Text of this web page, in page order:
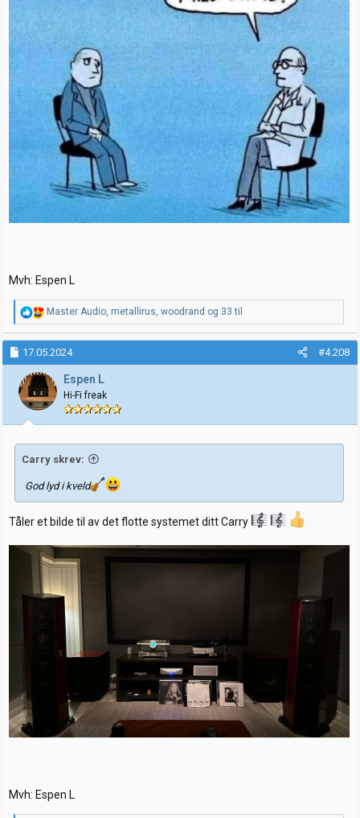
Mvh: Espen L
R
e
a
k
s
j
o
n
r
Master Audio, metallirus, woodrand og 33 til
17.05.2024 #4.208
Espen L
Hi-Fi freak
Carry skrev:
God lyd i kveld
Tåler et bilde til av det flotte systemet ditt Carry
Mvh: Espen L